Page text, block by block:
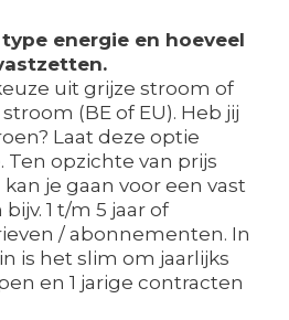
energie en hoeveel
uit grijze stroom of
(BE of EU). Heb jij
Laat deze optie
Ten opzichte van prijs
je gaan voor een vast
1 t/m 5 jaar of
/ abonnementen. In
is het slim om jaarlijks
en 1 jarige contracten